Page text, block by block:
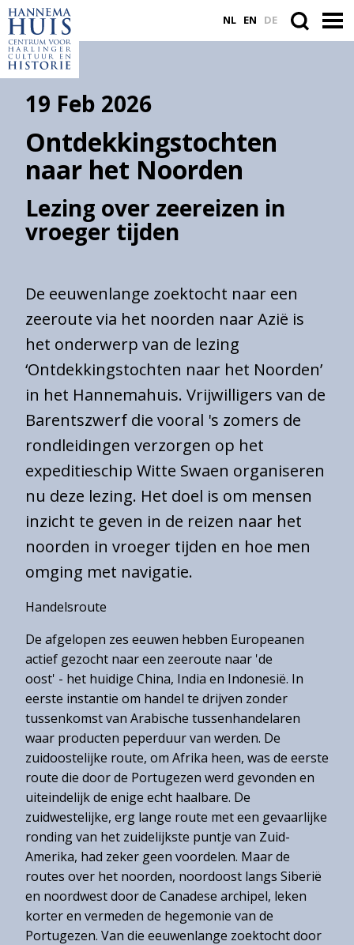
NL EN DE
19 Feb 2026
Ontdekkingstochten
naar het Noorden
Lezing over zeereizen in
vroeger tijden
De eeuwenlange zoektocht naar een
zeeroute via het noorden naar Azië is
het onderwerp van de lezing
‘Ontdekkingstochten naar het Noorden’
in het Hannemahuis. Vrijwilligers van de
Barentszwerf die vooral 's zomers de
rondleidingen verzorgen op het
expeditieschip Witte Swaen organiseren
nu deze lezing. Het doel is om mensen
inzicht te geven in de reizen naar het
noorden in vroeger tijden en hoe men
omging met navigatie.
Handelsroute
De afgelopen zes eeuwen hebben Europeanen
actief gezocht naar een zeeroute naar 'de
oost' - het huidige China, India en Indonesië. In
eerste instantie om handel te drijven zonder
tussenkomst van Arabische tussenhandelaren
waar producten peperduur van werden. De
zuidoostelijke route, om Afrika heen, was de eerste
route die door de Portugezen werd gevonden en
uiteindelijk de enige echt haalbare. De
zuidwestelijke, erg lange route met een gevaarlijke
ronding van het zuidelijkste puntje van Zuid-
Amerika, had zeker geen voordelen. Maar de
routes over het noorden, noordoost langs Siberië
en noordwest door de Canadese archipel, leken
korter en vermeden de hegemonie van de
Portugezen. Van die eeuwenlange zoektocht door
ACTUEEL
VASTE COLLECTIE
PLAN JE BEZOEK
WORD VRIEND
innerhalb
der
Website
Eintrittspreise
Öffnungszeiten
Erreichbarkeit
Barrierefreiheit
Gruppen
Educatie
Winkel
Contact
Over
het
Hannemahuis
Privacystatement